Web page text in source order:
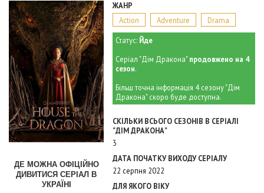
ДЕ МОЖНА ОФІЦІЙНО
ДИВИТИСЯ СЕРІАЛ В
УКРАЇНІ
ЖАНР
Action
Adventure Drama
Статус: Йде
Серіал "Дім Дракона"продовжено на 4
сезон.
Більш точна інформація 4 сезону "Дім
Дракона" скоро буде доступна.
СКІЛЬКИ ВСЬОГО СЕЗОНІВ В СЕРІАЛІ
"ДІМ ДРАКОНА"
3
ДАТА ПОЧАТКУ ВИХОДУ СЕРІАЛУ
22 серпня 2022
ДЛЯ ЯКОГО ВІКУ